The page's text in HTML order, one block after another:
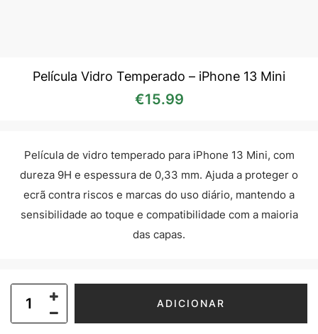
Película Vidro Temperado – iPhone 13 Mini
€15.99
Película de vidro temperado para iPhone 13 Mini, com
dureza 9H e espessura de 0,33 mm. Ajuda a proteger o
ecrã contra riscos e marcas do uso diário, mantendo a
sensibilidade ao toque e compatibilidade com a maioria
das capas.
ADICIONAR